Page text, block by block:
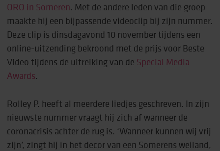
ORO in Someren. Met de andere leden van die groep
maakte hij een bijpassende videoclip bij zijn nummer.
Deze clip is dinsdagavond 10 november tijdens een
online-uitzending bekroond met de prijs voor Beste
Video tijdens de uitreiking van de Special Media
Awards.
Rolley P. heeft al meerdere liedjes geschreven. In zijn
nieuwste nummer vraagt hij zich af wanneer de
coronacrisis achter de rug is. ‘Wanneer kunnen wij vrij
zijn’, zingt hij in het decor van een Somerens weiland,